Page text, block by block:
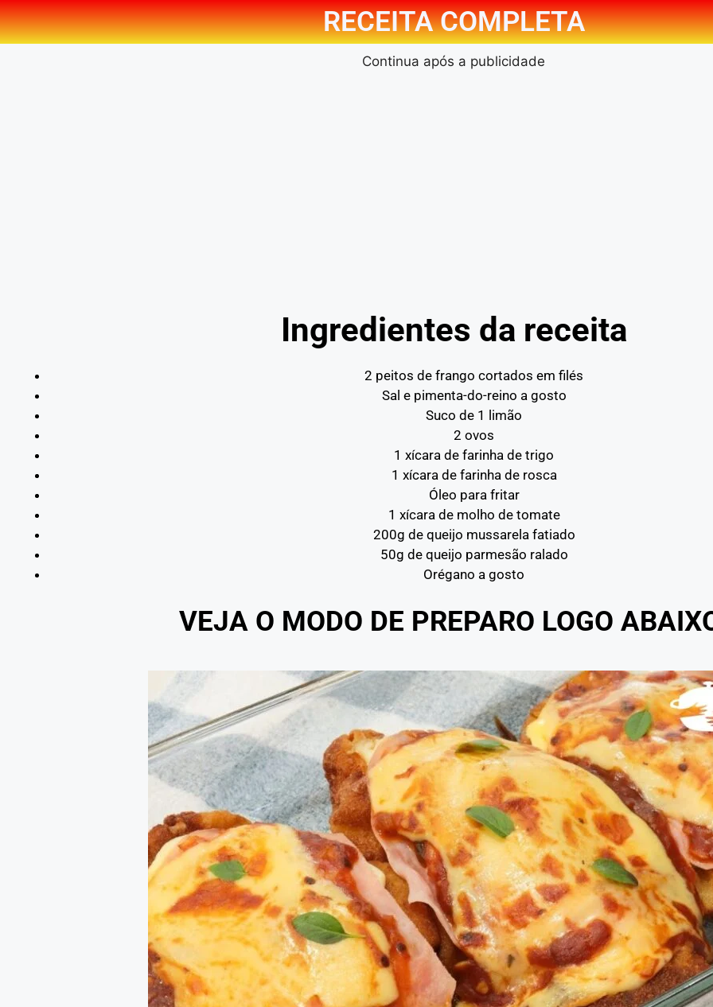
RECEITA COMPLETA
Continua após a publicidade
Ingredientes da receita
2 peitos de frango cortados em filés
Sal e pimenta-do-reino a gosto
Suco de 1 limão
2 ovos
1 xícara de farinha de trigo
1 xícara de farinha de rosca
Óleo para fritar
1 xícara de molho de tomate
200g de queijo mussarela fatiado
50g de queijo parmesão ralado
Orégano a gosto
VEJA O MODO DE PREPARO LOGO